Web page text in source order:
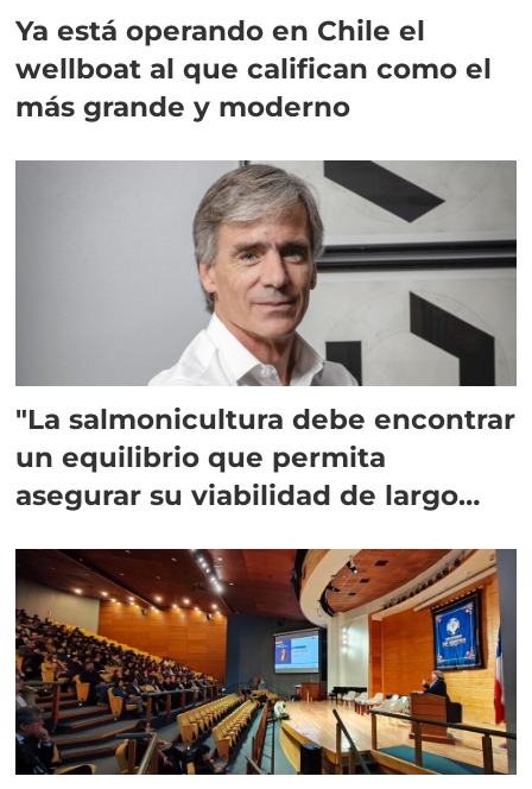
Ya está operando en Chile el
wellboat al que califican como el
más grande y moderno
"La salmonicultura debe encontrar
un equilibrio que permita
asegurar su viabilidad de largo